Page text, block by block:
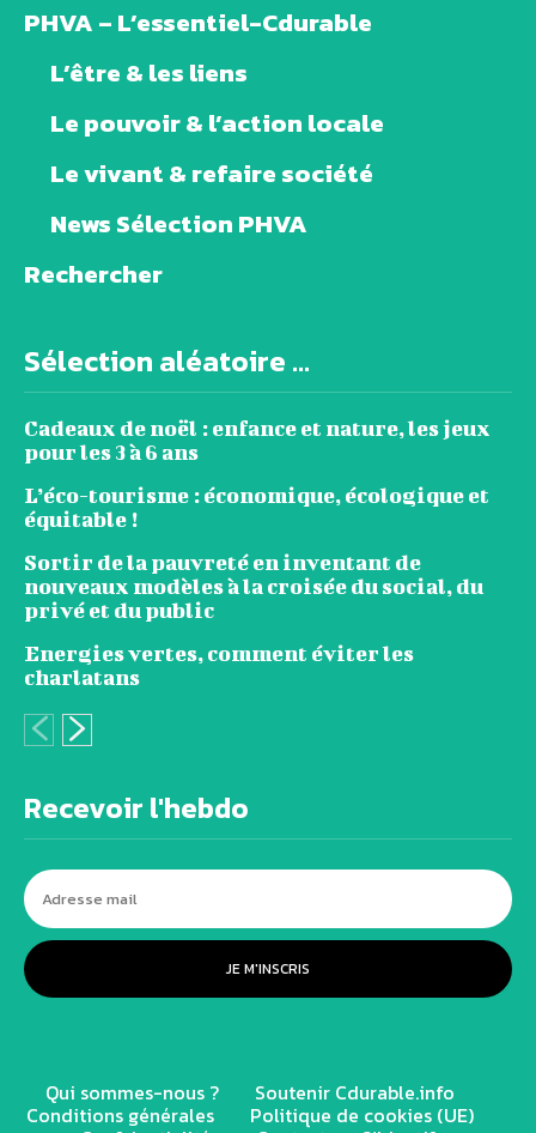
PHVA – L’essentiel-Cdurable
L’être & les liens
Le pouvoir & l’action locale
Le vivant & refaire société
News Sélection PHVA
Rechercher
Sélection aléatoire ...
Cadeaux de noël : enfance et nature, les jeux
pour les 3 à 6 ans
L’éco-tourisme : économique, écologique et
équitable !
Sortir de la pauvreté en inventant de
nouveaux modèles à la croisée du social, du
privé et du public
Energies vertes, comment éviter les
charlatans
Recevoir l'hebdo
JE M'INSCRIS
Qui sommes-nous ? Soutenir Cdurable.info
Conditions générales Politique de cookies (UE)